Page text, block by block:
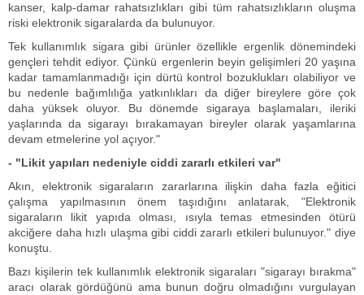
kanser, kalp-damar rahatsızlıkları gibi tüm rahatsızlıkların oluşma
riski elektronik sigaralarda da bulunuyor.
Tek kullanımlık sigara gibi ürünler özellikle ergenlik dönemindeki
gençleri tehdit ediyor. Çünkü ergenlerin beyin gelişimleri 20 yaşına
kadar tamamlanmadığı için dürtü kontrol bozuklukları olabiliyor ve
bu nedenle bağımlılığa yatkınlıkları da diğer bireylere göre çok
daha yüksek oluyor. Bu dönemde sigaraya başlamaları, ileriki
yaşlarında da sigarayı bırakamayan bireyler olarak yaşamlarına
devam etmelerine yol açıyor."
- "Likit yapıları nedeniyle ciddi zararlı etkileri var"
Akın, elektronik sigaraların zararlarına ilişkin daha fazla eğitici
çalışma yapılmasının önem taşıdığını anlatarak, "Elektronik
sigaraların likit yapıda olması, ısıyla temas etmesinden ötürü
akciğere daha hızlı ulaşma gibi ciddi zararlı etkileri bulunuyor." diye
konuştu.
Bazı kişilerin tek kullanımlık elektronik sigaraları "sigarayı bırakma"
aracı olarak gördüğünü ama bunun doğru olmadığını vurgulayan